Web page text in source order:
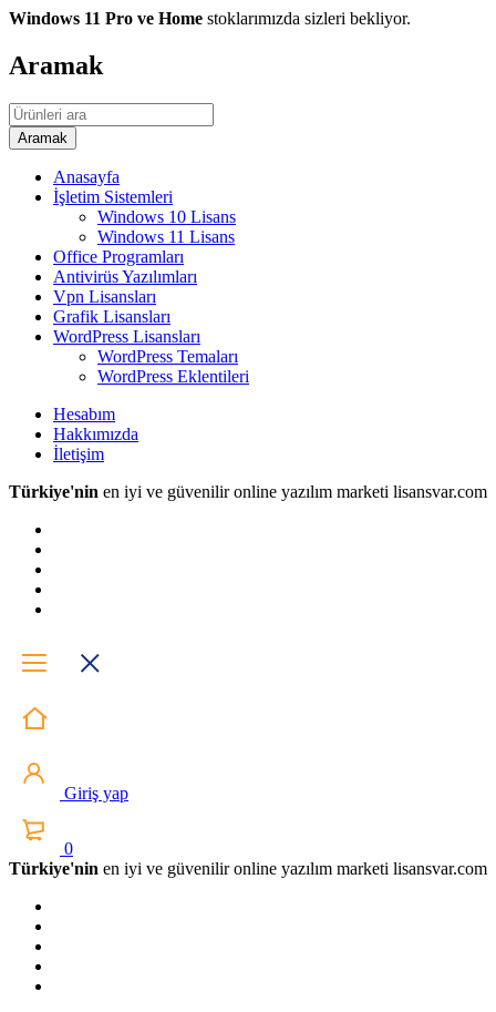
Windows 11 Pro ve Home stoklarımızda sizleri bekliyor.
Aramak
Anasayfa
İşletim Sistemleri
Windows 10 Lisans
Windows 11 Lisans
Office Programları
Antivirüs Yazılımları
Vpn Lisansları
Grafik Lisansları
WordPress Lisansları
WordPress Temaları
WordPress Eklentileri
Hesabım
Hakkımızda
İletişim
Türkiye'nin en iyi ve güvenilir online yazılım marketi lisansvar.com
Giriş yap
0
Türkiye'nin en iyi ve güvenilir online yazılım marketi lisansvar.com